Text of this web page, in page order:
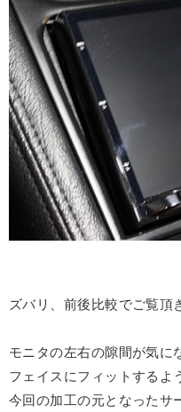
ズバリ、前後比較でご覧頂
モニタの左右の隙間が気に
フェイスにフィットするよ
今回の加工の元となったサ